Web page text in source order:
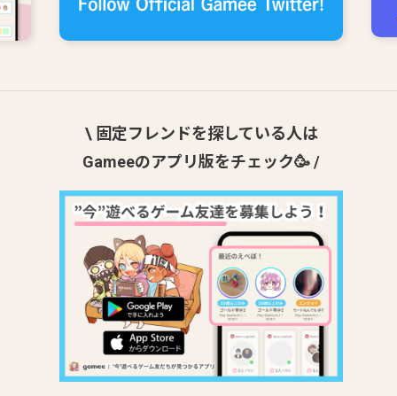
\ 固定フレンドを探している人は
Gameeのアプリ版をチェック🥳 /